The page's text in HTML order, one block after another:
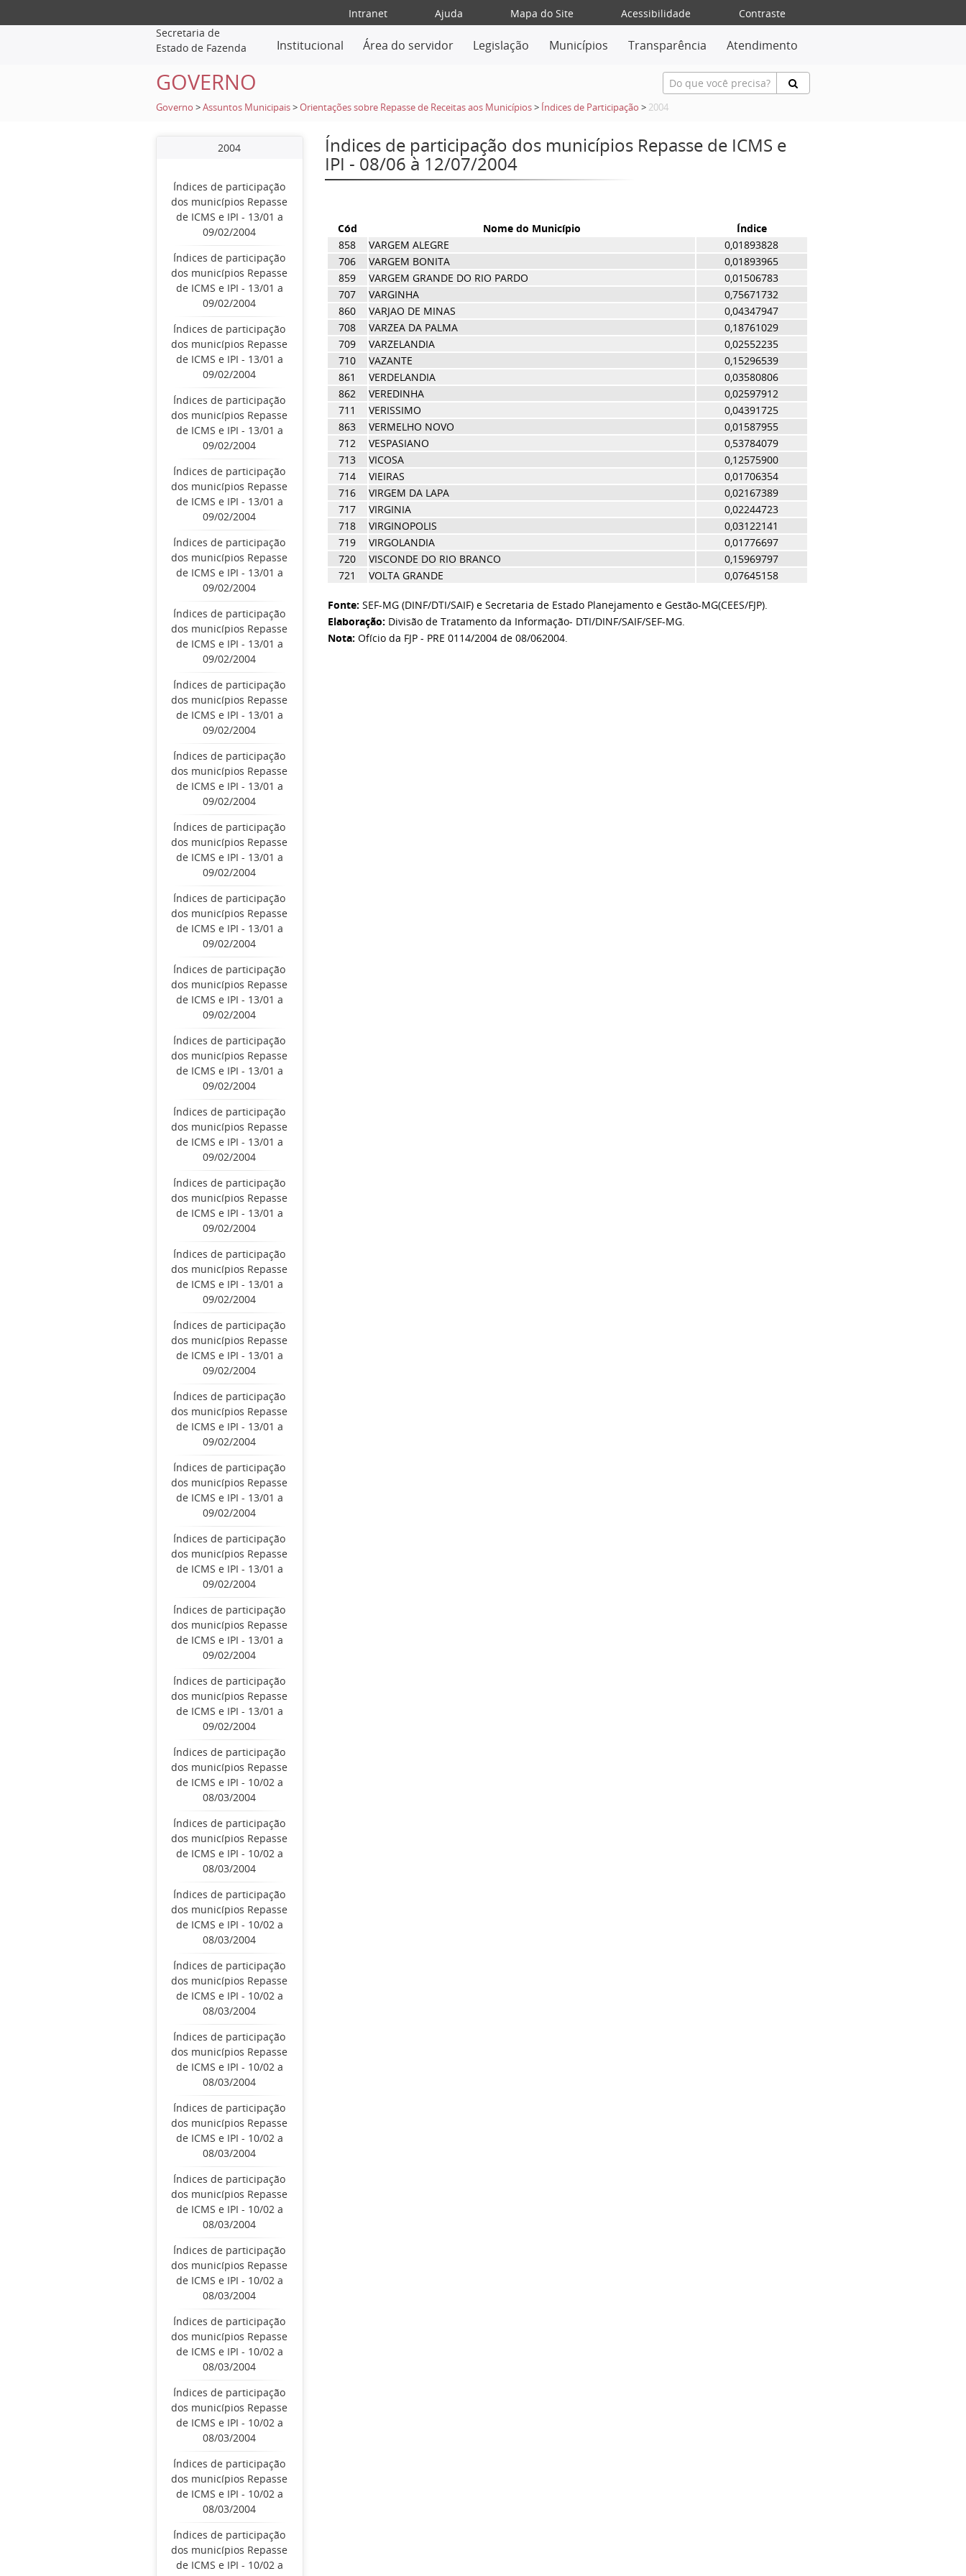
Intranet Ajuda Mapa do Site Acessibilidade
Contraste
Secretaria de
Estado de Fazenda
Institucional Área do servidor Legislação Municípios Transparência Atendimento
GOVERNO
Governo >Assuntos Municipais >Orientações sobre Repasse de Receitas aos Municípios > Índices de Participação > 2004
2004
Índices de participação
dos municípios Repasse
de ICMS e IPI - 13/01 a
09/02/2004
Índices de participação
dos municípios Repasse
de ICMS e IPI - 13/01 a
09/02/2004
Índices de participação
dos municípios Repasse
de ICMS e IPI - 13/01 a
09/02/2004
Índices de participação
dos municípios Repasse
de ICMS e IPI - 13/01 a
09/02/2004
Índices de participação
dos municípios Repasse
de ICMS e IPI - 13/01 a
09/02/2004
Índices de participação
dos municípios Repasse
de ICMS e IPI - 13/01 a
09/02/2004
Índices de participação
dos municípios Repasse
de ICMS e IPI - 13/01 a
09/02/2004
Índices de participação
dos municípios Repasse
de ICMS e IPI - 13/01 a
09/02/2004
Índices de participação
dos municípios Repasse
de ICMS e IPI - 13/01 a
09/02/2004
Índices de participação
dos municípios Repasse
de ICMS e IPI - 13/01 a
09/02/2004
Índices de participação
dos municípios Repasse
de ICMS e IPI - 13/01 a
09/02/2004
Índices de participação
dos municípios Repasse
de ICMS e IPI - 13/01 a
09/02/2004
Índices de participação
dos municípios Repasse
de ICMS e IPI - 13/01 a
09/02/2004
Índices de participação
dos municípios Repasse
de ICMS e IPI - 13/01 a
09/02/2004
Índices de participação
dos municípios Repasse
de ICMS e IPI - 13/01 a
09/02/2004
Índices de participação
dos municípios Repasse
de ICMS e IPI - 13/01 a
09/02/2004
Índices de participação
dos municípios Repasse
de ICMS e IPI - 13/01 a
09/02/2004
Índices de participação
dos municípios Repasse
de ICMS e IPI - 13/01 a
09/02/2004
Índices de participação
dos municípios Repasse
de ICMS e IPI - 13/01 a
09/02/2004
Índices de participação
dos municípios Repasse
de ICMS e IPI - 13/01 a
09/02/2004
Índices de participação
dos municípios Repasse
de ICMS e IPI - 13/01 a
09/02/2004
Índices de participação
dos municípios Repasse
de ICMS e IPI - 13/01 a
09/02/2004
Índices de participação
dos municípios Repasse
de ICMS e IPI - 10/02 a
08/03/2004
Índices de participação
dos municípios Repasse
de ICMS e IPI - 10/02 a
08/03/2004
Índices de participação
dos municípios Repasse
de ICMS e IPI - 10/02 a
08/03/2004
Índices de participação
dos municípios Repasse
de ICMS e IPI - 10/02 a
08/03/2004
Índices de participação
dos municípios Repasse
de ICMS e IPI - 10/02 a
08/03/2004
Índices de participação
dos municípios Repasse
de ICMS e IPI - 10/02 a
08/03/2004
Índices de participação
dos municípios Repasse
de ICMS e IPI - 10/02 a
08/03/2004
Índices de participação
dos municípios Repasse
de ICMS e IPI - 10/02 a
08/03/2004
Índices de participação
dos municípios Repasse
de ICMS e IPI - 10/02 a
08/03/2004
Índices de participação
dos municípios Repasse
de ICMS e IPI - 10/02 a
08/03/2004
Índices de participação
dos municípios Repasse
de ICMS e IPI - 10/02 a
08/03/2004
Índices de participação
dos municípios Repasse
de ICMS e IPI - 10/02 a
Índices de participação dos municípios Repasse de ICMS e
IPI - 08/06 à 12/07/2004
Cód Nome do Município
Índice
858
VARGEM ALEGRE
0,01893828
706
VARGEM BONITA
0,01893965
859
VARGEM GRANDE DO RIO PARDO
0,01506783
707
VARGINHA
0,75671732
860
VARJAO DE MINAS
0,04347947
708
VARZEA DA PALMA
0,18761029
709
VARZELANDIA
0,02552235
710
VAZANTE
0,15296539
861
VERDELANDIA
0,03580806
862
VEREDINHA
0,02597912
711
VERISSIMO
0,04391725
863
VERMELHO NOVO
0,01587955
712
VESPASIANO
0,53784079
713
VICOSA
0,12575900
714
VIEIRAS
0,01706354
716
VIRGEM DA LAPA
0,02167389
717
VIRGINIA
0,02244723
718
VIRGINOPOLIS
0,03122141
719
VIRGOLANDIA
0,01776697
720
VISCONDE DO RIO BRANCO
0,15969797
721
VOLTA GRANDE 0,07645158
Fonte: SEF-MG (DINF/DTI/SAIF) e Secretaria de Estado Planejamento e Gestão-MG(CEES/FJP).
Elaboração: Divisão de Tratamento da Informação- DTI/DINF/SAIF/SEF-MG.
Nota: Ofício da FJP - PRE 0114/2004 de 08/062004.